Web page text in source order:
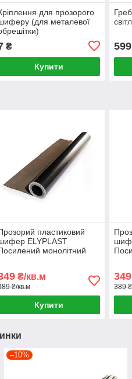
для прозорого
(для металевої
₴
Купити
599
пластиковий
ELYPLAST
монолітний
₴/кв.м
₴/кв.м
Купити
349
389
–10%